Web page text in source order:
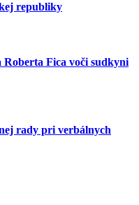
republiky
Fica voči sudkyni
rady pri verbálnych